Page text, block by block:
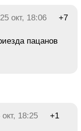
25 окт, 18:06 +7
пацанов
окт, 18:25 +1